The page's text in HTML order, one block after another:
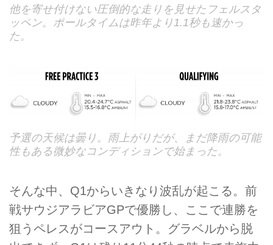
他を寄せ付けない圧倒的な走りを見せたフェルスタ
ッペン。ポールタイムは昨年より1.1秒も速かっ
た。
予選の天候は曇り。雨上がりだが、まだ降雨の可能
性もある微妙なコンディションで始まった。
そんな中、Q1からいきなり波乱が起こる。前
戦サウジアラビアGPで優勝し、ここで連勝を
狙うペレスがコースアウト。グラベルから脱